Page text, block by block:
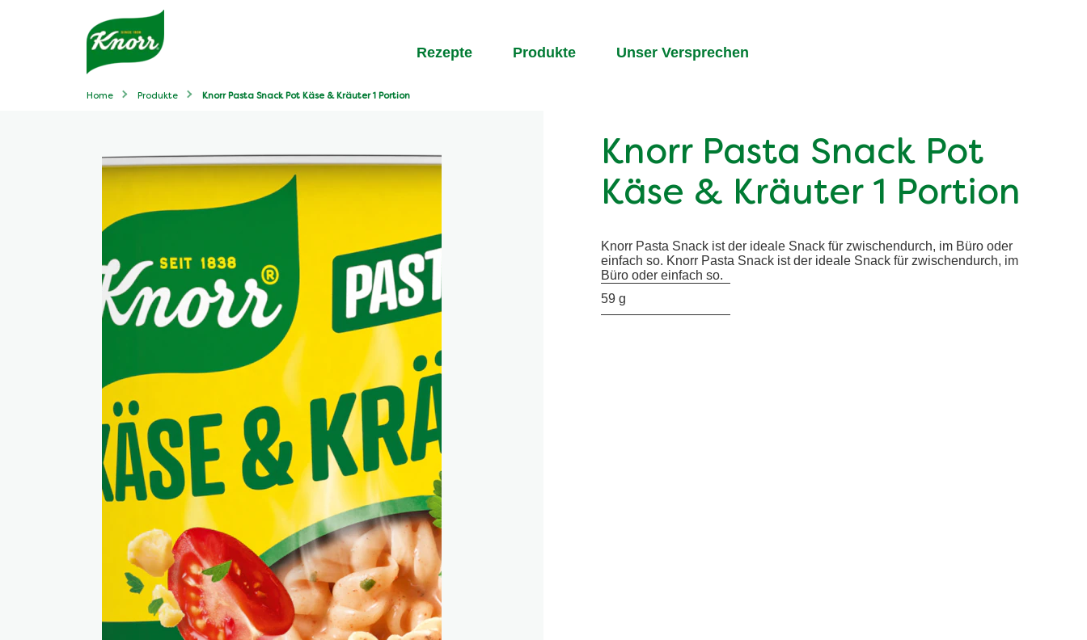
Rezepte Produkte Unser Versprechen
Home Produkte Knorr Pasta Snack Pot Käse & Kräuter 1 Portion
Knorr Pasta Snack Pot
Käse & Kräuter 1 Portion
Knorr Pasta Snack ist der ideale Snack für zwischendurch, im Büro oder
einfach so. Knorr Pasta Snack ist der ideale Snack für zwischendurch, im
Büro oder einfach so.
59 g